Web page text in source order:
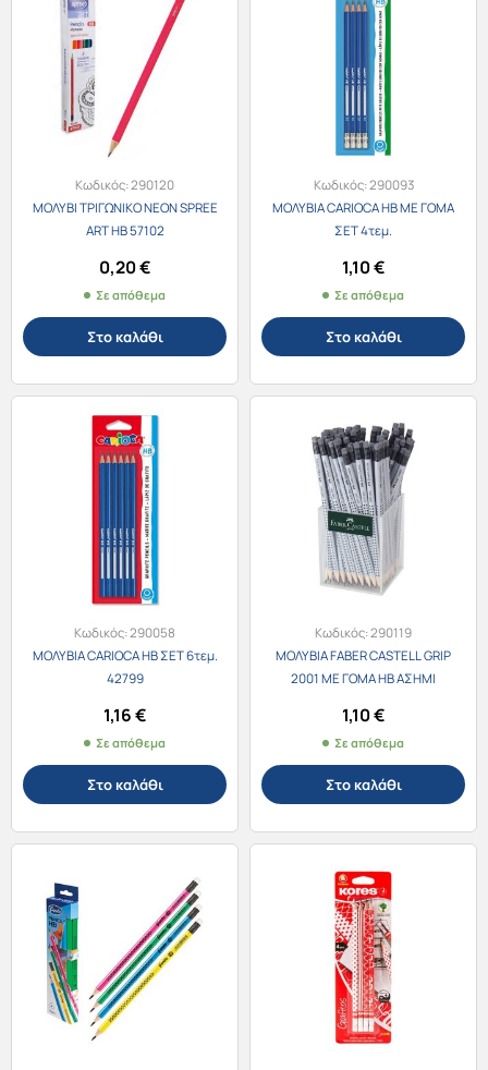
Κωδικός:290120
ΜΟΛΥΒΙ ΤΡΙΓΩΝΙΚΟ NEON SPREE
ART HB 57102
0,20€
Σε απόθεμα
Στο καλάθι
Κωδικός:290093
ΜΟΛΥΒΙΑ CARIOCA HB ΜΕ ΓΟΜΑ
ΣΕΤ 4τεμ.
1,10€
Σε απόθεμα
Στο καλάθι
Κωδικός:290058
ΜΟΛΥΒΙΑ CARIOCA HB ΣΕΤ 6τεμ.
42799
1,16€
Σε απόθεμα
Στο καλάθι
Κωδικός:290119
ΜΟΛΥΒΙΑ FABER CASTELL GRΙΡ
2001 ΜΕ ΓΟΜΑ ΗΒ ΑΣΗΜΙ
1,10€
Σε απόθεμα
Στο καλάθι